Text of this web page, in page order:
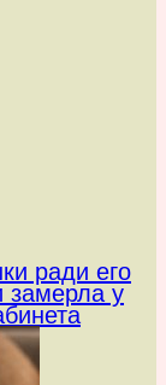
ради его
замерла у